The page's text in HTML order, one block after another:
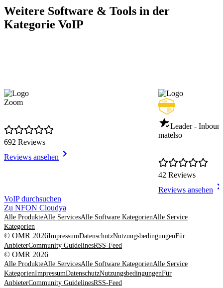
Weitere Software & Tools in der
Kategorie VoIP
Zoom
692 Reviews
Reviews ansehen
Leader -
matelso
42 Reviews
Reviews ansehen
Item
1
of
8
VoIP durchsuchen
Zu NFON Cloudya
Alle ProdukteAlle ServicesAlle Software KategorienAlle Service
Kategorien
© OMR 2026ImpressumDatenschutzNutzungsbedingungenFür
AnbieterCommunity GuidelinesRSS-Feed
© OMR 2026
Alle ProdukteAlle ServicesAlle Software KategorienAlle Service
KategorienImpressumDatenschutzNutzungsbedingungenFür
AnbieterCommunity GuidelinesRSS-Feed